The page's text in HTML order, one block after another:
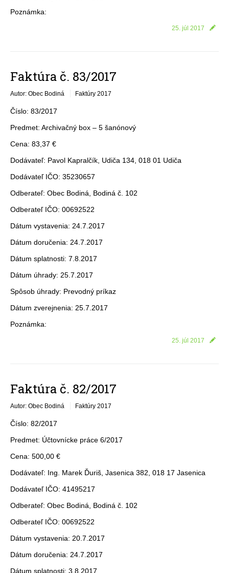
Poznámka:
25. júl 2017
Faktúra č. 83/2017
Autor: Obec Bodiná Faktúry 2017
Číslo: 83/2017
Predmet: Archivačný box – 5 šanónový
Cena: 83,37 €
Dodávateľ: Pavol Kapralčík, Udiča 134, 018 01 Udiča
Dodávateľ IČO: 35230657
Odberateľ: Obec Bodiná, Bodiná č. 102
Odberateľ IČO: 00692522
Dátum vystavenia: 24.7.2017
Dátum doručenia: 24.7.2017
Dátum splatnosti: 7.8.2017
Dátum úhrady: 25.7.2017
Spôsob úhrady: Prevodný príkaz
Dátum zverejnenia: 25.7.2017
Poznámka:
25. júl 2017
Faktúra č. 82/2017
Autor: Obec Bodiná Faktúry 2017
Číslo: 82/2017
Predmet: Účtovnícke práce 6/2017
Cena: 500,00 €
Dodávateľ: Ing. Marek Ďuriš, Jasenica 382, 018 17 Jasenica
Dodávateľ IČO: 41495217
Odberateľ: Obec Bodiná, Bodiná č. 102
Odberateľ IČO: 00692522
Dátum vystavenia: 20.7.2017
Dátum doručenia: 24.7.2017
Dátum splatnosti: 3.8.2017